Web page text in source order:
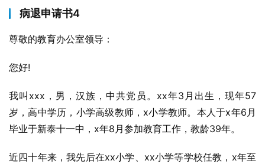
病退申请书4
尊敬的教育办公室领导：
您好!
我叫xxx，男，汉族，中共党员。xx年3月出生，现年57
岁，高中学历，小学高级教师，x小学教师。本人于x年6月
毕业于新泰十一中，x年8月参加教育工作，教龄39年。
近四十年来，我先后在xx小学、xx小学等学校任教，x年至